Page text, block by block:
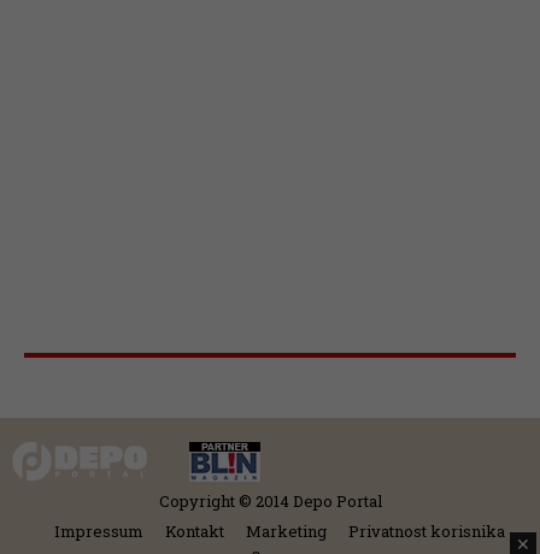
Copyright © 2014 Depo Portal
Impressum
Kontakt Marketing
Privatnost korisnika
✕